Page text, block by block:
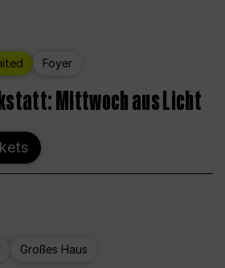
Foyer
Mittwoch aus Licht
Großes Haus